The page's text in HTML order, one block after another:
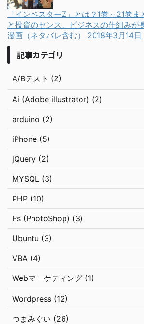
「インベスターZ」とは？1巻～21巻
と投資のセンス、ビジネスの仕組みが
漫画（ネタバレ含む） 2018年3月14日
記事カテゴリ
A/Bテスト (2)
Ai (Adobe illustrator) (2)
arduino (2)
iPhone (5)
jQuery (2)
MYSQL (3)
PHP (10)
Ps (PhotoShop) (3)
Ubuntu (3)
VBA (4)
Webマーケティング (1)
Wordpress (12)
つまみぐい (26)